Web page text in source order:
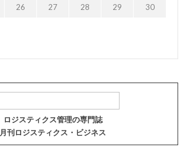
26 27 28 29 30
ロジスティクス管理の専門誌
月刊ロジスティクス・ビジネス